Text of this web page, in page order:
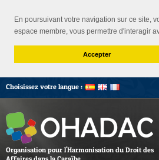
En poursuivant votre navigation sur ce site,
espace membre, vous permettre d'interagir
Accepter
Choisissez votre langue :
Organisation pour l'Harmonisation du Droit des